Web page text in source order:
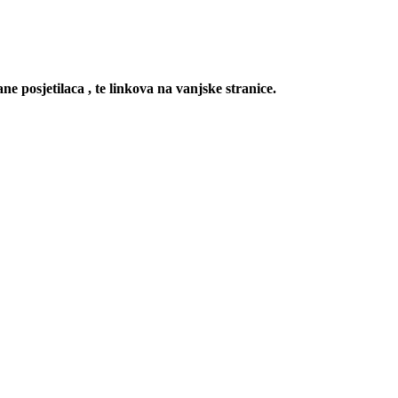
posjetilaca , te linkova na vanjske stranice.